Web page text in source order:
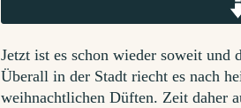
Jetzt ist es schon wieder soweit und
Überall in der Stadt riecht es nach
weihnachtlichen Düften. Zeit daher